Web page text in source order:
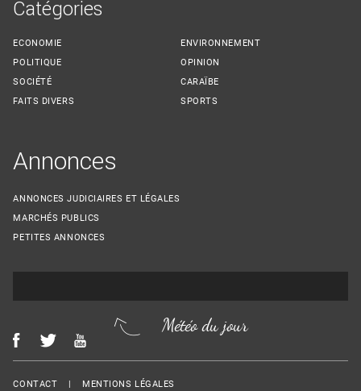
Catégories
ECONOMIE
POLITIQUE
SOCIÉTÉ
FAITS DIVERS
ENVIRONNEMENT
OPINION
CARAÏBE
SPORTS
Annonces
ANNONCES JUDICIAIRES ET LÉGALES
MARCHÉS PUBLICS
PETITES ANNONCES
Météo du jour
Menu Footer
CONTACT MENTIONS LÉGALES